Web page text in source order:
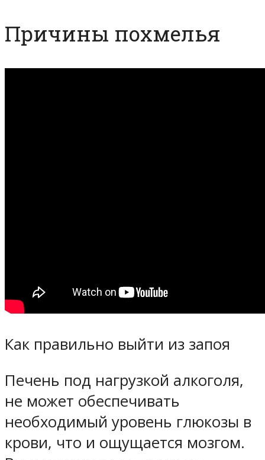
Причины похмелья
Как правильно выйти из запоя
Печень под нагрузкой алкоголя,
не может обеспечивать
необходимый уровень глюкозы в
крови, что и ощущается мозгом.